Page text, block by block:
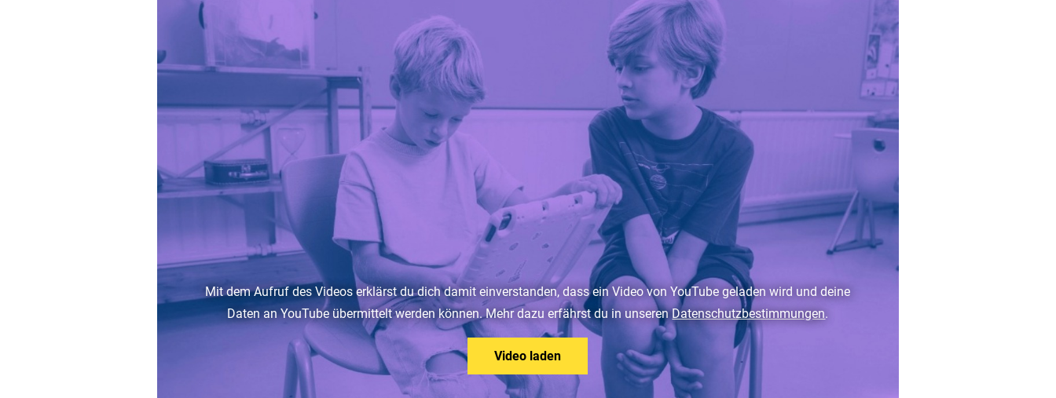
Mit dem Aufruf des Videos erklärst du dich damit einverstanden, dass ein Video von YouTube geladen wird und deine
Daten an YouTube übermittelt werden können. Mehr dazu erfährst du in unserenDatenschutzbestimmungen.
Video laden